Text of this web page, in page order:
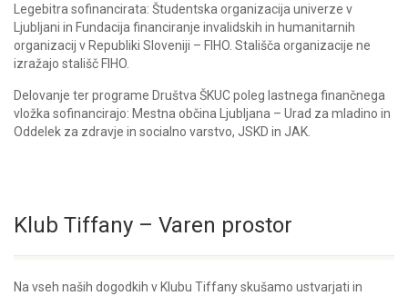
Legebitra sofinancirata: Študentska organizacija univerze v
Ljubljani in Fundacija financiranje invalidskih in humanitarnih
organizacij v Republiki Sloveniji – FIHO. Stališča organizacije ne
izražajo stališč FIHO.
Delovanje ter programe Društva ŠKUC poleg lastnega finančnega
vložka sofinancirajo: Mestna občina Ljubljana – Urad za mladino in
Oddelek za zdravje in socialno varstvo, JSKD in JAK.
Klub Tiffany – Varen prostor
Na vseh naših dogodkih v Klubu Tiffany skušamo ustvarjati in